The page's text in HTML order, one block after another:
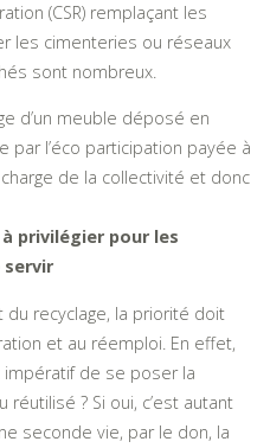
(CSR) remplaçant les
les cimenteries ou réseaux
sont nombreux.
d’un meuble déposé en
l’éco participation payée à
charge de la collectivité et donc
privilégier pour les
servir
recyclage, la priorité doit
et au réemploi. En effet,
de se poser la
? Si oui, c’est autant
seconde vie, par le don, la